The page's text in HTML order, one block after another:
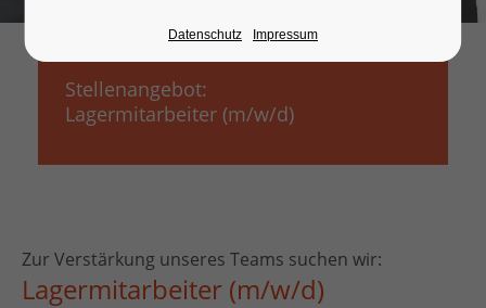
Stellenangebot:
Lagermitarbeiter (m/w/d)
Zur Verstärkung unseres Teams suchen wir:
Lagermitarbeiter (m/w/d)
Datenschutz Impressum